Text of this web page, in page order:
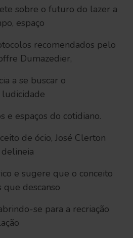
sobre o futuro do lazer a
espaço
recomendados pelo
Dumazedier,
a se buscar o
e espaços do cotidiano.
de ócio, José Clerton
e sugere que o conceito
descanso
se para a recriação